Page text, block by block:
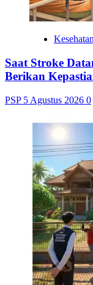
Kesehatan
Saat Stroke
Berikan
PSP 5 Agustus 2026 0